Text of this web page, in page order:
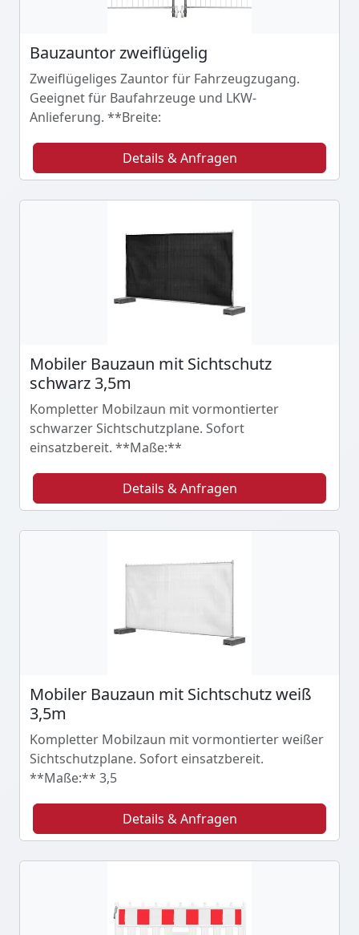
Bauzauntor zweiflügelig
Zweiflügeliges Zauntor für Fahrzeugzugang.
Geeignet für Baufahrzeuge und LKW-
Anlieferung. **Breite:
Details & Anfragen
Mobiler Bauzaun mit Sichtschutz
schwarz 3,5m
Kompletter Mobilzaun mit vormontierter
schwarzer Sichtschutzplane. Sofort
einsatzbereit. **Maße:**
Details & Anfragen
Mobiler Bauzaun mit Sichtschutz weiß
3,5m
Kompletter Mobilzaun mit vormontierter weißer
Sichtschutzplane. Sofort einsatzbereit.
**Maße:** 3,5
Details & Anfragen